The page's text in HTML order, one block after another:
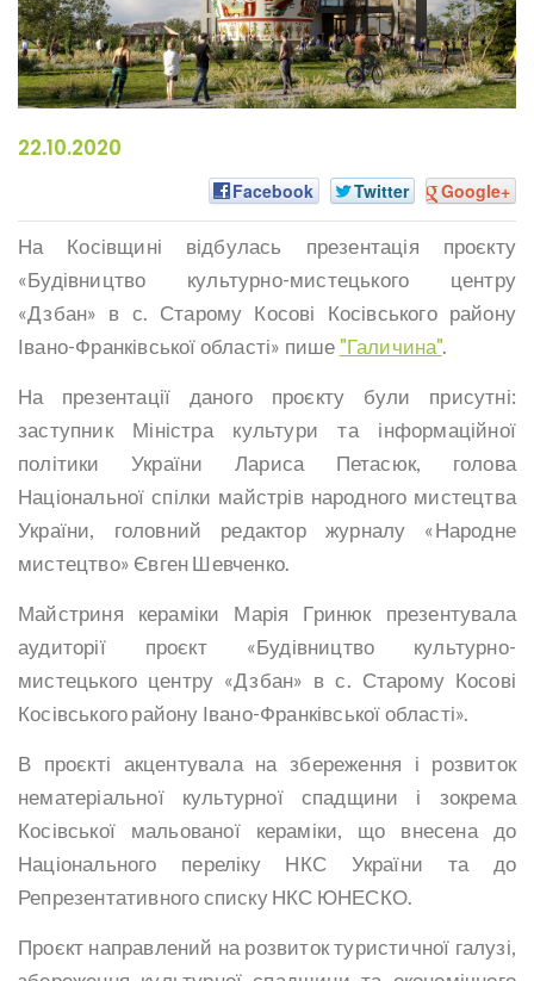
22.10.2020
Facebook Twitter Google+
На Косівщині відбулась презентація проєкту
«Будівництво культурно-мистецького центру
«Дзбан» в с. Старому Косові Косівського району
Івано-Франківської області» пише "Галичина".
На презентації даного проєкту були присутні:
заступник Міністра культури та інформаційної
політики України Лариса Петасюк, голова
Національної спілки майстрів народного мистецтва
України, головний редактор журналу «Народне
мистецтво» Євген Шевченко.
Майстриня кераміки Марія Гринюк презентувала
аудиторії проєкт «Будівництво культурно-
мистецького центру «Дзбан» в с. Старому Косові
Косівського району Івано-Франківської області».
В проєкті акцентувала на збереження і розвиток
нематеріальної культурної спадщини і зокрема
Косівської мальованої кераміки, що внесена до
Національного переліку НКС України та до
Репрезентативного списку НКС ЮНЕСКО.
Проєкт направлений на розвиток туристичної галузі,